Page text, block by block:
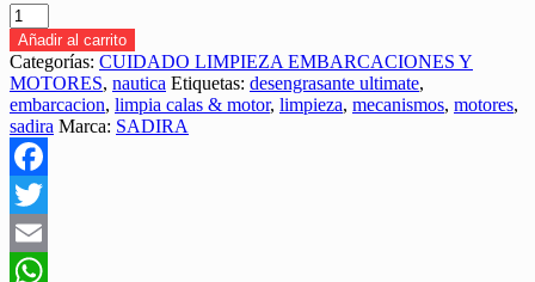
DESENGRASANTE
ULTIMATE
ESPUMA
1L
SADIRA
REF.4060
"LIMPIA
CALAS
&
MOTOR
"
cantidad
Añadir al carrito
Categorías: CUIDADO LIMPIEZA EMBARCACIONES Y
MOTORES, nautica Etiquetas: desengrasante ultimate,
embarcacion, limpia calas & motor, limpieza, mecanismos, motores,
sadira Marca: SADIRA
Facebook
Twitter
Email